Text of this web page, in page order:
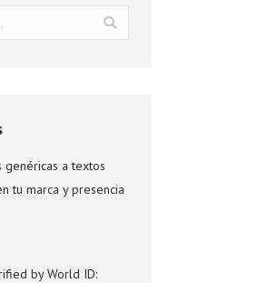
genéricas a textos
tu marca y presencia
by World ID: